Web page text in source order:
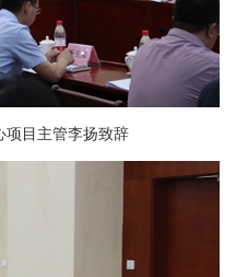
项目主管李扬致辞